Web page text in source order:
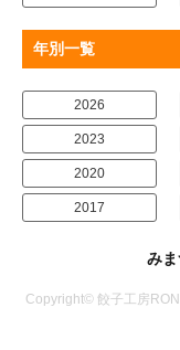
年別一覧
2026
2023
2020
2017
み
Copyright© 餃子工房